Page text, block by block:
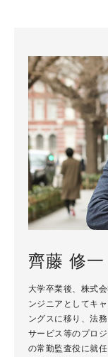
齊藤 修一
大学卒業後、株式
ンジニアとしてキ
ングスに移り、法
サービス等のプロ
の常勤監査役に就